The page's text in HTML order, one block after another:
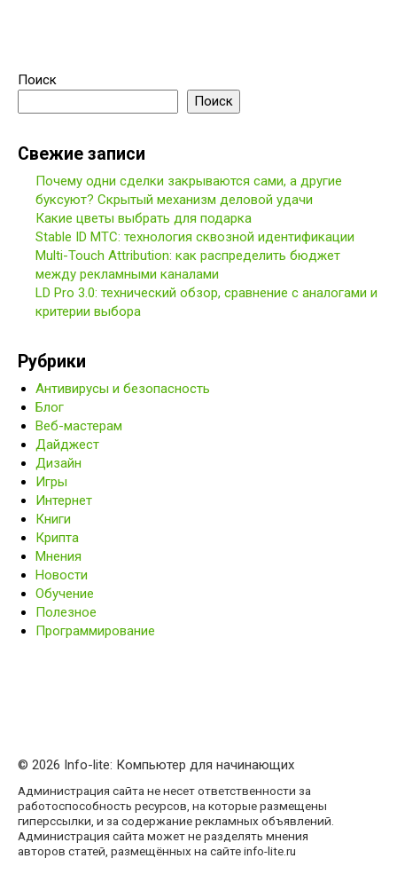
Поиск
Поиск
Свежие записи
Почему одни сделки закрываются сами, а другие
буксуют? Скрытый механизм деловой удачи
Какие цветы выбрать для подарка
Stable ID МТС: технология сквозной идентификации
Multi-Touch Attribution: как распределить бюджет
между рекламными каналами
LD Pro 3.0: технический обзор, сравнение с аналогами и
критерии выбора
Рубрики
Антивирусы и безопасность
Блог
Веб-мастерам
Дайджест
Дизайн
Игры
Интернет
Книги
Крипта
Мнения
Новости
Обучение
Полезное
Программирование
© 2026 Info-lite: Компьютер для начинающих
Администрация сайта не несет ответственности за
работоспособность ресурсов, на которые размещены
гиперссылки, и за содержание рекламных объявлений.
Администрация сайта может не разделять мнения
авторов статей, размещённых на сайте info-lite.ru